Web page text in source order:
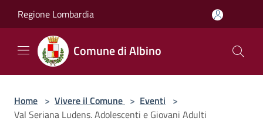
Regione Lombardia
Comune di Albino
Home > Vivere il Comune > Eventi >
Val Seriana Ludens. Adolescenti e Giovani Adulti